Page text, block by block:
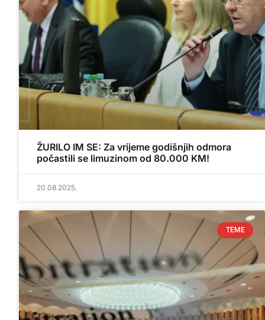
ŽURILO IM SE: Za vrijeme godišnjih odmora
počastili se limuzinom od 80.000 KM!
20.08.2025.
TEME